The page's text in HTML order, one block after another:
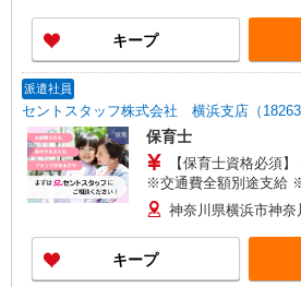
キープ
派遣社員
セントスタッフ株式会社 横浜支店（
保育士
【保育士資格必須】 時給：1,500円〜1,700円
※交通費全額別途支給
の定めあり ※給
神奈川県横浜市神奈
キープ